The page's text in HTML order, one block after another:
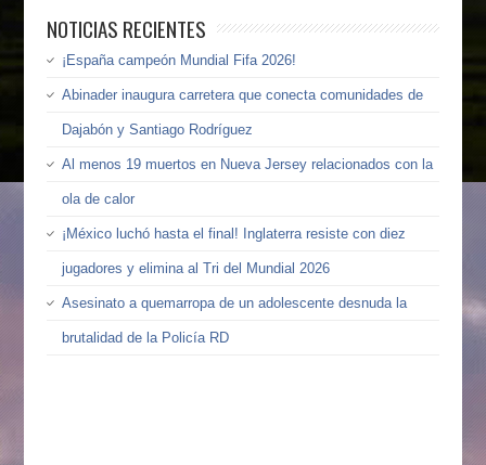
NOTICIAS RECIENTES
¡España campeón Mundial Fifa 2026!
Abinader inaugura carretera que conecta comunidades de
Dajabón y Santiago Rodríguez
Al menos 19 muertos en Nueva Jersey relacionados con la
ola de calor
¡México luchó hasta el final! Inglaterra resiste con diez
jugadores y elimina al Tri del Mundial 2026
Asesinato a quemarropa de un adolescente desnuda la
brutalidad de la Policía RD